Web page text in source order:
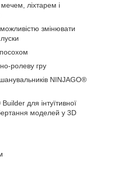
ліхтарем і
змінювати
ролеву гру
NINJAGO®
для інтуїтивної
моделей у 3D